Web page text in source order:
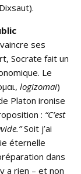
ses
Socrate fait un
Le
logizomai)
Platon ironise
: “C’est
Soit j’ai
éternelle
dans
a rien – et non